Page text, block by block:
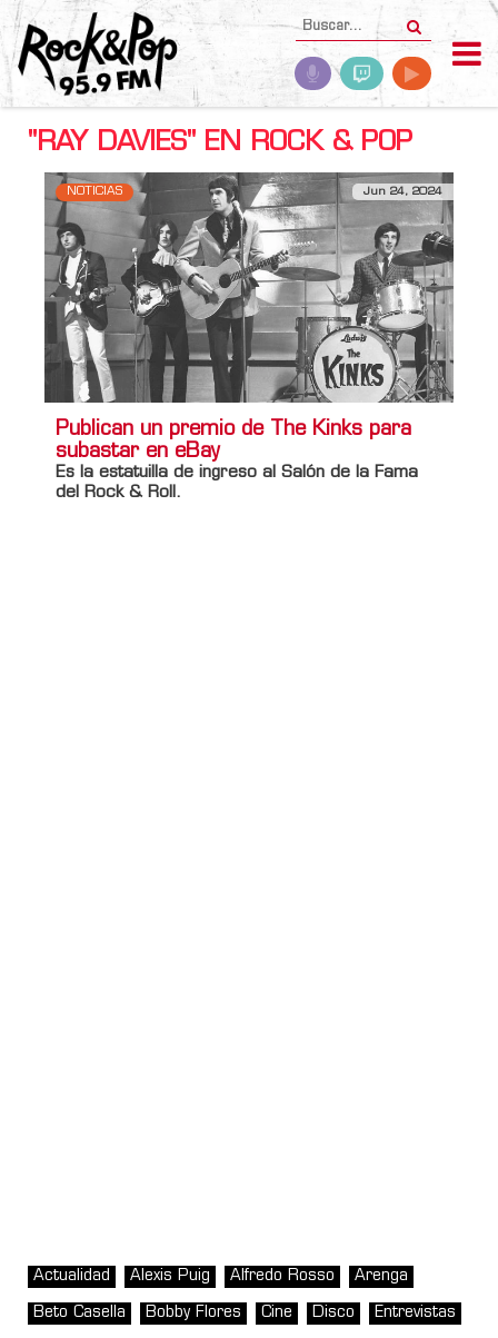
"RAY DAVIES" EN ROCK & POP
NOTICIAS Jun 24, 2024
Publican un premio de The Kinks para
subastar en eBay
Es la estatuilla de ingreso al Salón de la Fama
del Rock & Roll.
Actualidad Alexis Puig Alfredo Rosso Arenga
Beto Casella Bobby Flores Cine Disco Entrevistas